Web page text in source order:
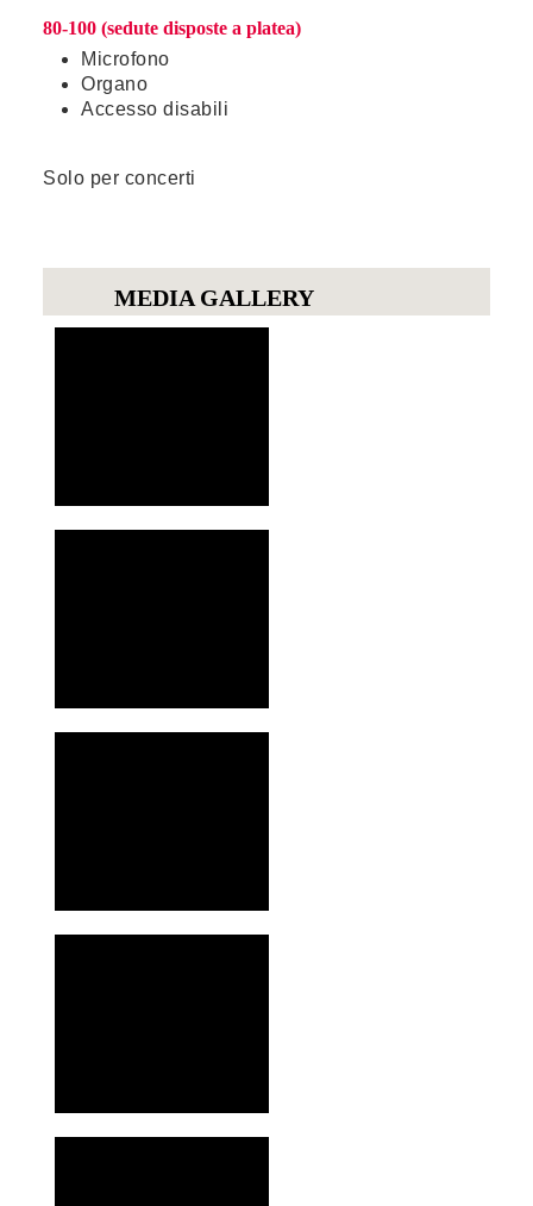
80-100 (sedute disposte a platea)
Microfono
Organo
Accesso disabili
Solo per concerti
MEDIA GALLERY